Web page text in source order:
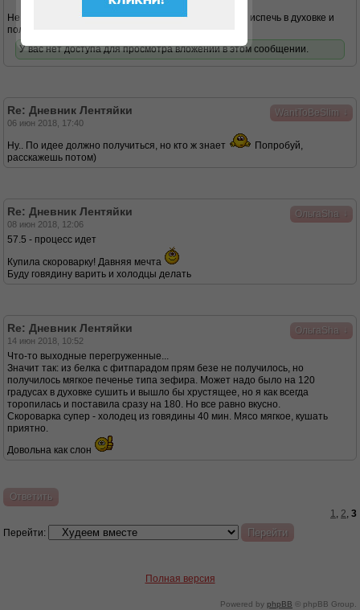
Не, ну я вот думаю, может его с фитпарадом взбить, испечь в духовке и
получится безе?
У вас нет доступа для просмотра вложений в этом сообщении.
WantToBeSlim
Re: Дневник Лентяйки
06 июн 2018, 17:40
Ну.. По идее должно получиться, но кто ж знает
Попробуй,
расскажешь потом)
ОльгаSha
Re: Дневник Лентяйки
08 июн 2018, 12:06
57.5 - процесс идет
Купила скороварку! Давняя мечта
Буду говядину варить и холодцы делать
ОльгаSha
Re: Дневник Лентяйки
14 июн 2018, 10:52
Что-то выходные перегруженные...
Значит так: из белка с фитпарадом прям безе не получилось, но
получилось мягкое печенье типа зефира. Может надо было на 120
градусах в духовке сушить и вышло бы хрустящее, но я как всегда
торопилась и поставила сразу на 180. Но все равно вкусно.
Скороварка супер - холодец из говядины 40 мин. Мясо мягкое, кушать
приятно.
Довольна как слон
Ответить
1, 2, 3
Перейти:
Полная версия
Powered by phpBB © phpBB Group.